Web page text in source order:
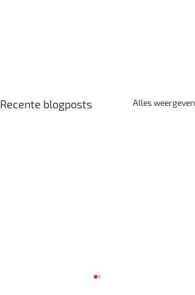
Recente blogposts Alles weergeven